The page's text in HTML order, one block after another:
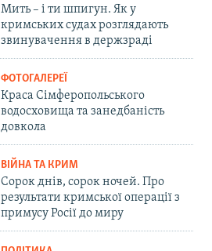
Мить – і ти шпигун. Як у
кримських судах розглядають
звинувачення в держзраді
ФОТОГАЛЕРЕЇ
Краса Сімферопольського
водосховища та занедбаність
довкола
ВІЙНА ТА КРИМ
Сорок днів, сорок ночей. Про
результати кримської операції з
примусу Росії до миру